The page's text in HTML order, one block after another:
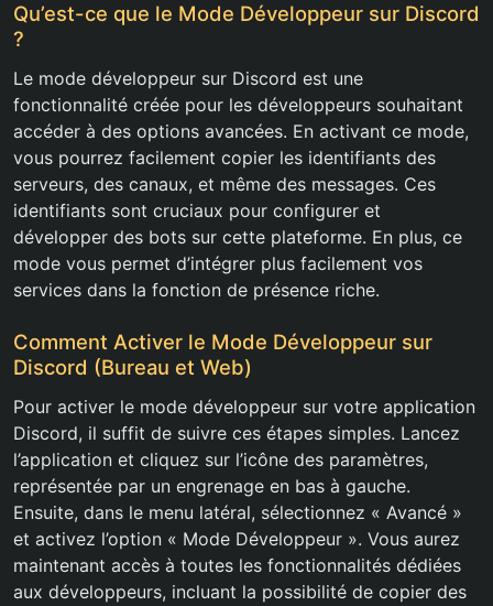
Qu’est-ce que le Mode Développeur sur Discord
?
Le mode développeur sur Discord est une
fonctionnalité créée pour les développeurs souhaitant
accéder à des options avancées. En activant ce mode,
vous pourrez facilement copier les identifiants des
serveurs, des canaux, et même des messages. Ces
identifiants sont cruciaux pour configurer et
développer des bots sur cette plateforme. En plus, ce
mode vous permet d’intégrer plus facilement vos
services dans la fonction de présence riche.
Comment Activer le Mode Développeur sur
Discord (Bureau et Web)
Pour activer le mode développeur sur votre application
Discord, il suffit de suivre ces étapes simples. Lancez
l’application et cliquez sur l’icône des paramètres,
représentée par un engrenage en bas à gauche.
Ensuite, dans le menu latéral, sélectionnez « Avancé »
et activez l’option « Mode Développeur ». Vous aurez
maintenant accès à toutes les fonctionnalités dédiées
aux développeurs, incluant la possibilité de copier des